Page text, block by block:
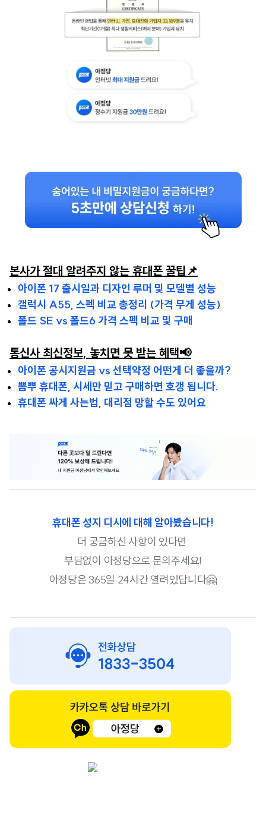
본사가 절대 알려주지 않는 휴대폰 꿀팁📌
아이폰 17 출시일과 디자인 루머 및 모델별 성능
갤럭시 A55, 스펙 비교 총정리 (가격 무게 성능)
폴드 SE vs 폴드6 가격 스펙 비교 및 구매
통신사 최신정보, 놓치면 못 받는 혜택📢
아이폰 공시지원금 vs 선택약정 어떤게 더 좋을까?
뽐뿌 휴대폰, 시세만 믿고 구매하면 호갱 됩니다.
휴대폰 싸게 사는법, 대리점 망할 수도 있어요
휴대폰 성지 디시에 대해 알아봤습니다!
더 궁금하신 사항이 있다면
부담없이 아정당으로 문의주세요!
아정당은 365일 24시간 열려있답니다🤗